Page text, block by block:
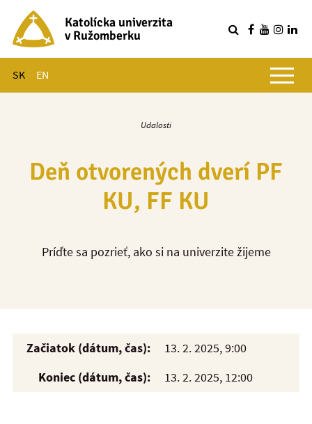
Katolícka univerzita
v Ružomberku
SK EN
Hlavné menu
Udalosti
Deň otvorených dverí PF
KU, FF KU
Príďte sa pozrieť, ako si na univerzite žijeme
Začiatok (dátum, čas):
13. 2. 2025, 9:00
Koniec (dátum, čas):
13. 2. 2025, 12:00